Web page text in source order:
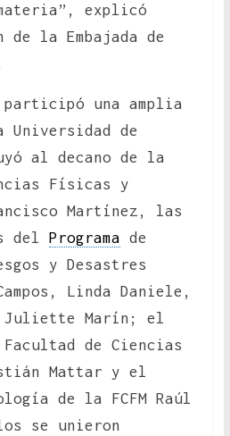
explicó
de la Embajada de
una amplia
Universidad de
al decano de la
Físicas y
Martínez, las
del Programa de
y Desastres
Linda Daniele,
Juliette Marín; el
de Ciencias
Mattar y el
de la FCFM Raúl
se unieron